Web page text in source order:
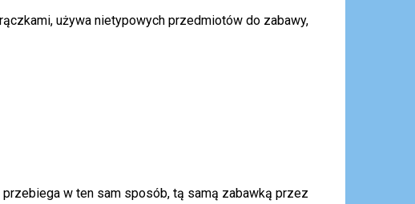
używa nietypowych przedmiotów do zabawy,
w ten sam sposób, tą samą zabawką przez